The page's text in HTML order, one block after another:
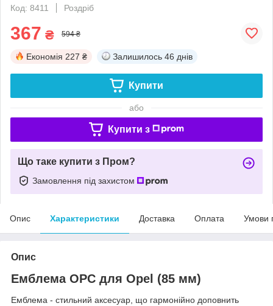
Код: 8411
Роздріб
367 ₴ 594 ₴
Економія 227 ₴ Залишилось 46 днів
Купити
або
Купити з
Що таке купити з Пром?
Замовлення під захистом
Опис Характеристики Доставка Оплата Умови
Опис
Емблема OPC для Opel (85 мм)
Емблема - стильний аксесуар, що гармонійно доповнить